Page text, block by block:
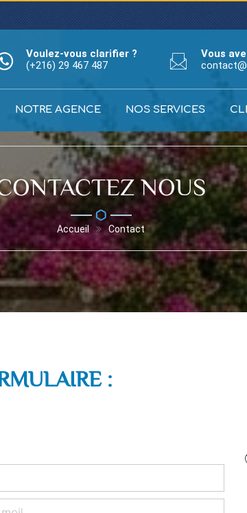
Voulez-vous clarifier ?
(+216) 29 467 487
Vous
NOTRE AGENCE NOS SERVICES
NOUS
Accueil Contact
: